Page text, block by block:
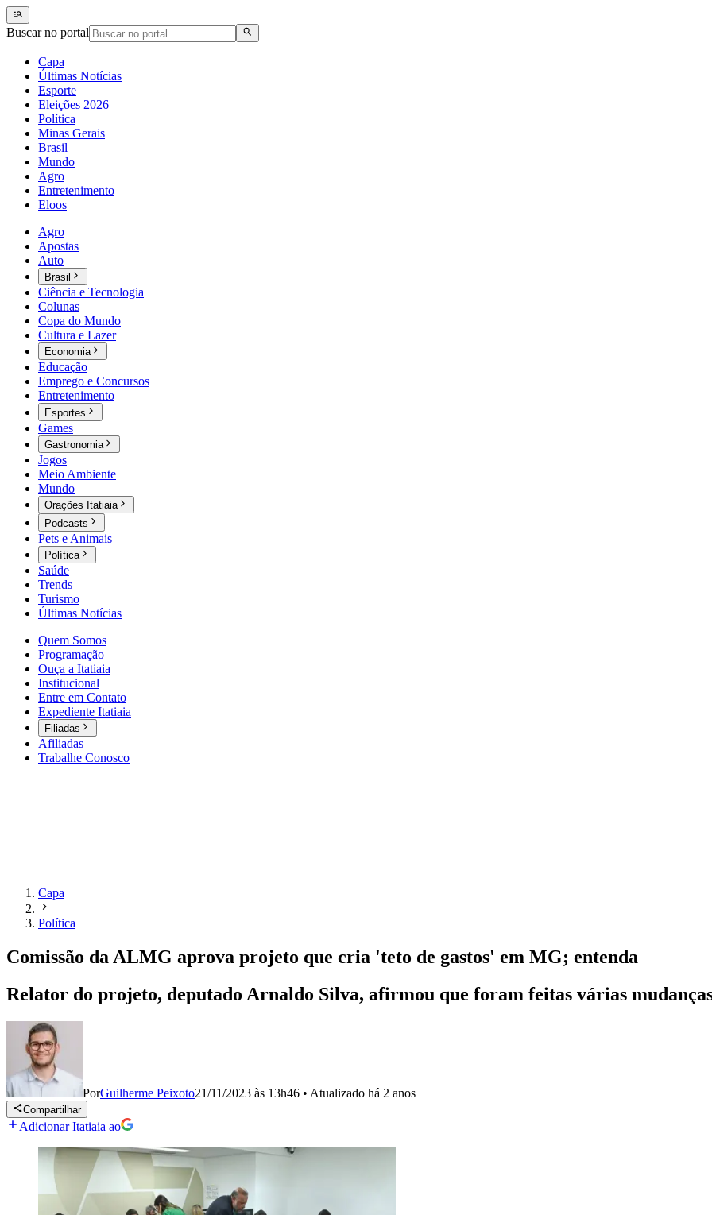
Buscar no portal
Capa
Últimas Notícias
Esporte
Eleições 2026
Política
Minas Gerais
Brasil
Mundo
Agro
Entretenimento
Eloos
Agro
Apostas
Auto
Brasil
Ciência e Tecnologia
Colunas
Copa do Mundo
Cultura e Lazer
Economia
Educação
Emprego e Concursos
Entretenimento
Esportes
Games
Gastronomia
Jogos
Meio Ambiente
Mundo
Orações Itatiaia
Podcasts
Pets e Animais
Política
Saúde
Trends
Turismo
Últimas Notícias
Quem Somos
Programação
Ouça a Itatiaia
Institucional
Entre em Contato
Expediente Itatiaia
Filiadas
Afiliadas
Trabalhe Conosco
Capa
Política
Comissão da ALMG aprova projeto que cria 'teto de gastos' em MG; entenda
Relator do projeto, deputado Arnaldo Silva, afirmou que foram feitas várias
PorGuilherme Peixoto21/11/2023 às 13h46 • Atualizado há 2 anos
Compartilhar
Adicionar Itatiaia ao